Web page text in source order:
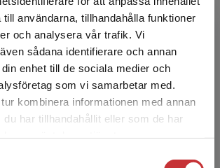
användarna, tillhandahålla funktioner
och analysera vår trafik. Vi
sådana identifierare och annan
enhet till de sociala medier och
som vi samarbetar med.
kombinera informationen med annan
du har tillhandahållit eller som de har
fraktregion
att du besöker
via en enhet utanför Sverige.
leveranser utanför Sverige. För
2026
i naturvetenskap och
Maria m.fl.
läggs en viktig grund för att alla
ska förstå det innehåll som de kommer
genom hela skolväsendet. Förskolans
krinkl. moms
moms: 364 kr